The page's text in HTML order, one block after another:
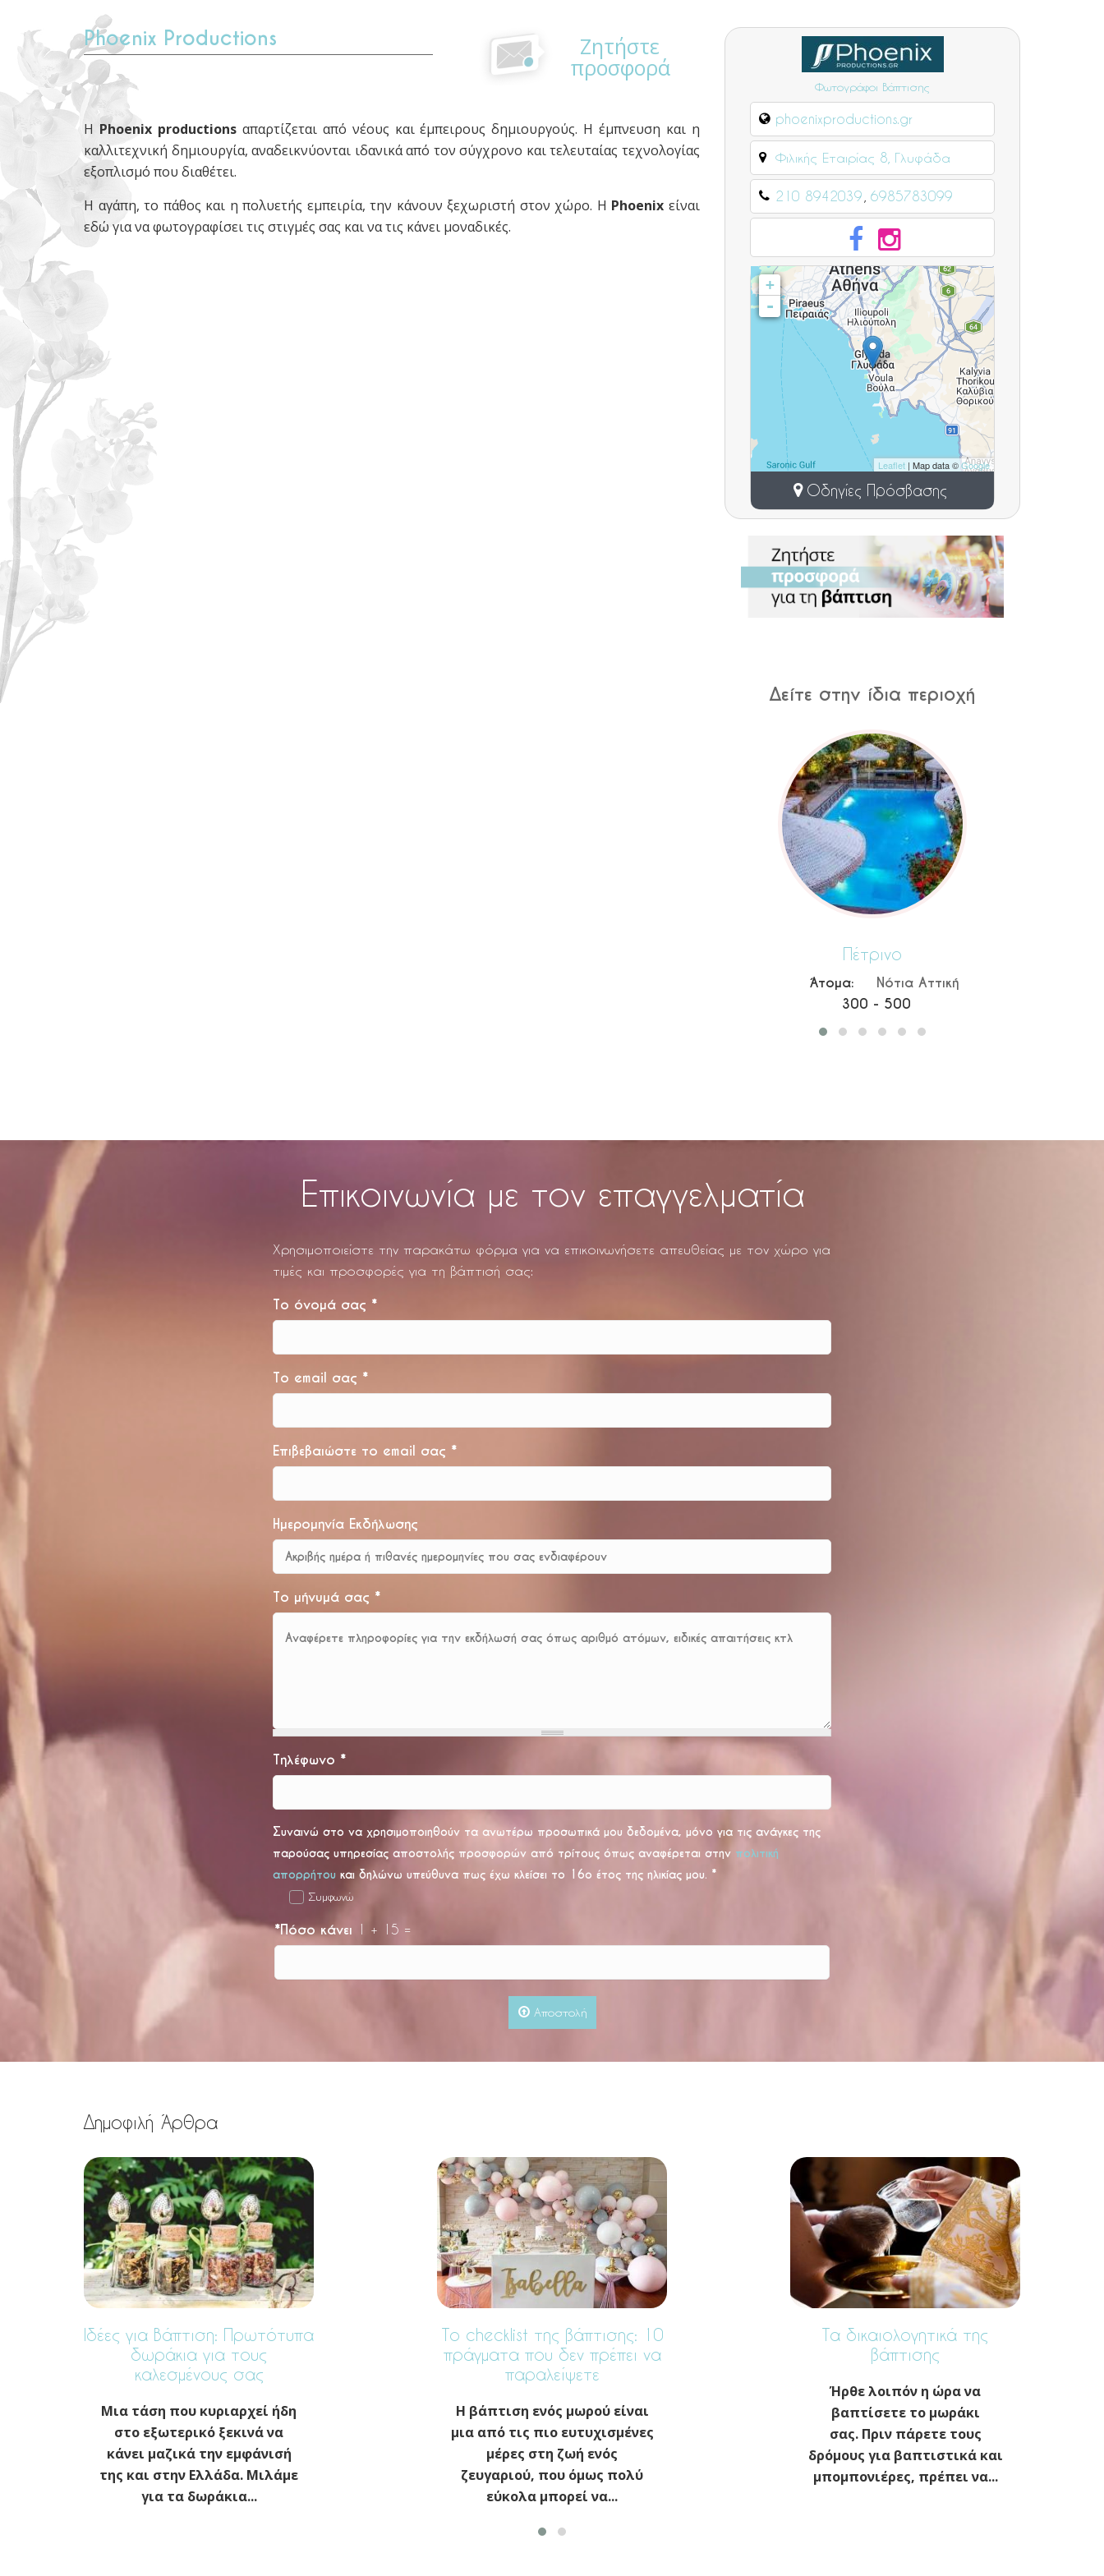
Φωτογράφοι Βάπτισης
phoenixproductions.gr
Φιλικής Εταιρίας 8, Γλυφάδα
210 8942039 6985783099
+
-
Leaflet | Map data ©Google
Οδηγίες Πρόσβασης
Phoenix Productions Ζητήστε
προσφορά
Η Phoenix productionsαπαρτίζεται από νέους και έμπειρους δημιουργούς. Η έμπνευση και η
καλλιτεχνική δημιουργία, αναδεικνύονται ιδανικά από τον σύγχρονο και τελευταίας τεχνολογίας
εξοπλισμό που διαθέτει.
Η αγάπη, το πάθος και η πολυετής εμπειρία, την κάνουν ξεχωριστή στον χώρο. Η Phoenixείναι
εδώ για να φωτογραφίσει τις στιγμές σας και να τις κάνει μοναδικές.
Δείτε στην ίδια περιοχή
Ble Azure
Νότια Αττική
Άτομα:
> 500
Επικοινωνία με τον επαγγελματία
Χρησιμοποιείστε την παρακάτω φόρμα για να επικοινωνήσετε απευθείας με τον χώρο για
τιμές και προσφορές για τη βάπτισή σας:
Το όνομά σας *
Το email σας *
Επιβεβαιώστε το email σας *
Ημερομηνία Εκδήλωσης
Το μήνυμά σας *
Τηλέφωνο *
Συναινώ στο να χρησιμοποιηθούν τα ανωτέρω προσωπικά μου δεδομένα, μόνο για τις ανάγκες της
παρούσας υπηρεσίας αποστολής προσφορών από τρίτους όπως αναφέρεται στην πολιτική
απορρήτου και δηλώνω υπεύθυνα πως έχω κλείσει το 16ο έτος της ηλικίας μου. *
Συμφωνώ
Πόσο κάνει
* 1 + 15 =
Αποστολή
Δημοφιλή Άρθρα
Ιδέες για Βάπτιση: Πρωτότυπα
δωράκια για τους
καλεσμένους σας
Μια τάση που κυριαρχεί ήδη
στο εξωτερικό ξεκινά να
κάνει μαζικά την εμφάνισή
της και στην Ελλάδα. Μιλάμε
για τα δωράκια...
Το checklist της βάπτισης: 10
πράγματα που δεν πρέπει να
παραλείψετε
Η βάπτιση ενός μωρού είναι
μια από τις πιο ευτυχισμένες
μέρες στη ζωή ενός
ζευγαριού, που όμως πολύ
εύκολα μπορεί να...
Τα δικαιολογητικά της
βάπτισης
Ήρθε λοιπόν η ώρα να
βαπτίσετε το μωράκι
σας. Πριν πάρετε τους
δρόμους για βαπτιστικά και
μπομπονιέρες, πρέπει να...